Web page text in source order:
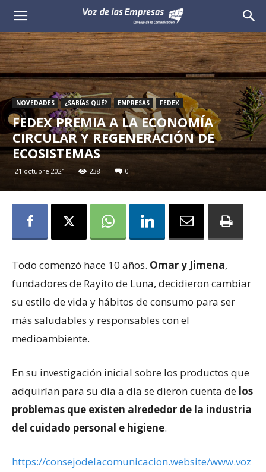
Voz
de
las
Empresas
NOVEDADES ¿SABÍAS QUÉ? EMPRESAS FEDEX
FEDEX PREMIA A LA ECONOMÍA
CIRCULAR Y REGENERACIÓN DE
ECOSISTEMAS
21 octubre 2021 238 0
Todo comenzó hace 10 años. Omar y Jimena,
fundadores de Rayito de Luna, decidieron cambiar
su estilo de vida y hábitos de consumo para ser
más saludables y responsables con el
medioambiente.
En su investigación inicial sobre los productos que
adquirían para su día a día se dieron cuenta de los
problemas que existen alrededor de la industria
del cuidado personal e higiene.
https://consejodelacomunicacion.website/www.voz